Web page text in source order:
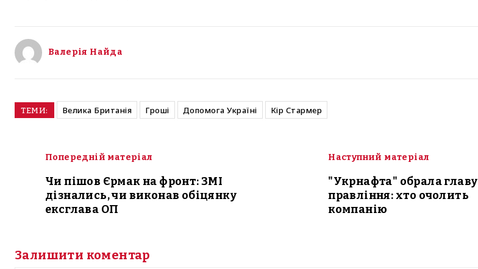
Валерія Найда
ТЕМИ: Велика Британія Гроші Допомога Україні Кір Стармер
Попередній матеріал
Чи пішов Єрмак на фронт: ЗМІ
дізнались, чи виконав обіцянку
ексглава ОП
Наступний матеріал
"Укрнафта" обрала главу
правління: хто очолить
компанію
Залишити коментар